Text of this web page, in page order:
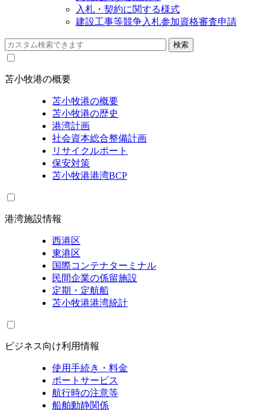
入札・契約に関する様式
建設工事等競争入札参加資格審査申請
苫小牧港の概要
苫小牧港の概要
苫小牧港の歴史
港湾計画
社会資本総合整備計画
リサイクルポート
保安対策
苫小牧港港湾BCP
港湾施設情報
西港区
東港区
国際コンテナターミナル
民間企業の係留施設
定期・定航船
苫小牧港港湾統計
ビジネス向け利用情報
使用手続き・料金
ポートサービス
航行時の注意等
船舶動静関係